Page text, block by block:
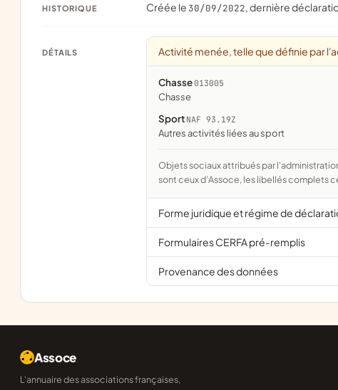
HISTORIQUE Créée le 30/09/2022, dernière
DÉTAILS Activité menée, telle que définie par
Chasse 013005
chasse
Sport NAF 93.19Z
Autres activités liées au sport
Objets sociaux attribués par l'administration d'après l'objet déclaré ; activité NAF attribuée par l'INSEE. Les noms courts
sont ceux d'Assoce, les libellés complets
Forme juridique et régime de
Formulaires CERFA pré-remplis
Provenance des données
Assoce
L'annuaire des associations françaises,